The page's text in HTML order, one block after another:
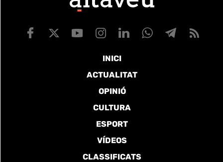
INICI
ACTUALITAT
OPINIÓ
CULTURA
ESPORT
VÍDEOS
CLASSIFICATS